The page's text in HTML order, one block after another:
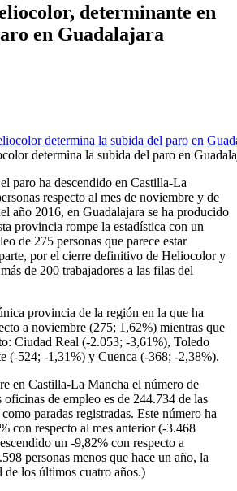
determinante en
en Guadalajara
determina la subida del paro en
paro ha descendido en Castilla-La
respecto al mes de noviembre y de
año 2016, en Guadalajara se ha producido
provincia rompe la estadística con un
de 275 personas que parece estar
por el cierre definitivo de Heliocolor y
de 200 trabajadores a las filas del
provincia de la región en la que ha
a noviembre (275; 1,62%) mientras que
Ciudad Real (-2.053; -3,61%), Toledo
(-524; -1,31%) y Cuenca (-368; -2,38%).
en Castilla-La Mancha el número de
oficinas de empleo es de 244.734 de las
paradas registradas. Este número ha
con respecto al mes anterior (-3.468
un -9,82% con respecto a
personas menos que hace un año, la
de los últimos cuatro años.)